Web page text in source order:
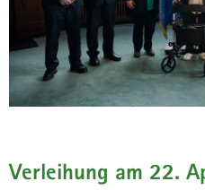
Verleihung am 22.